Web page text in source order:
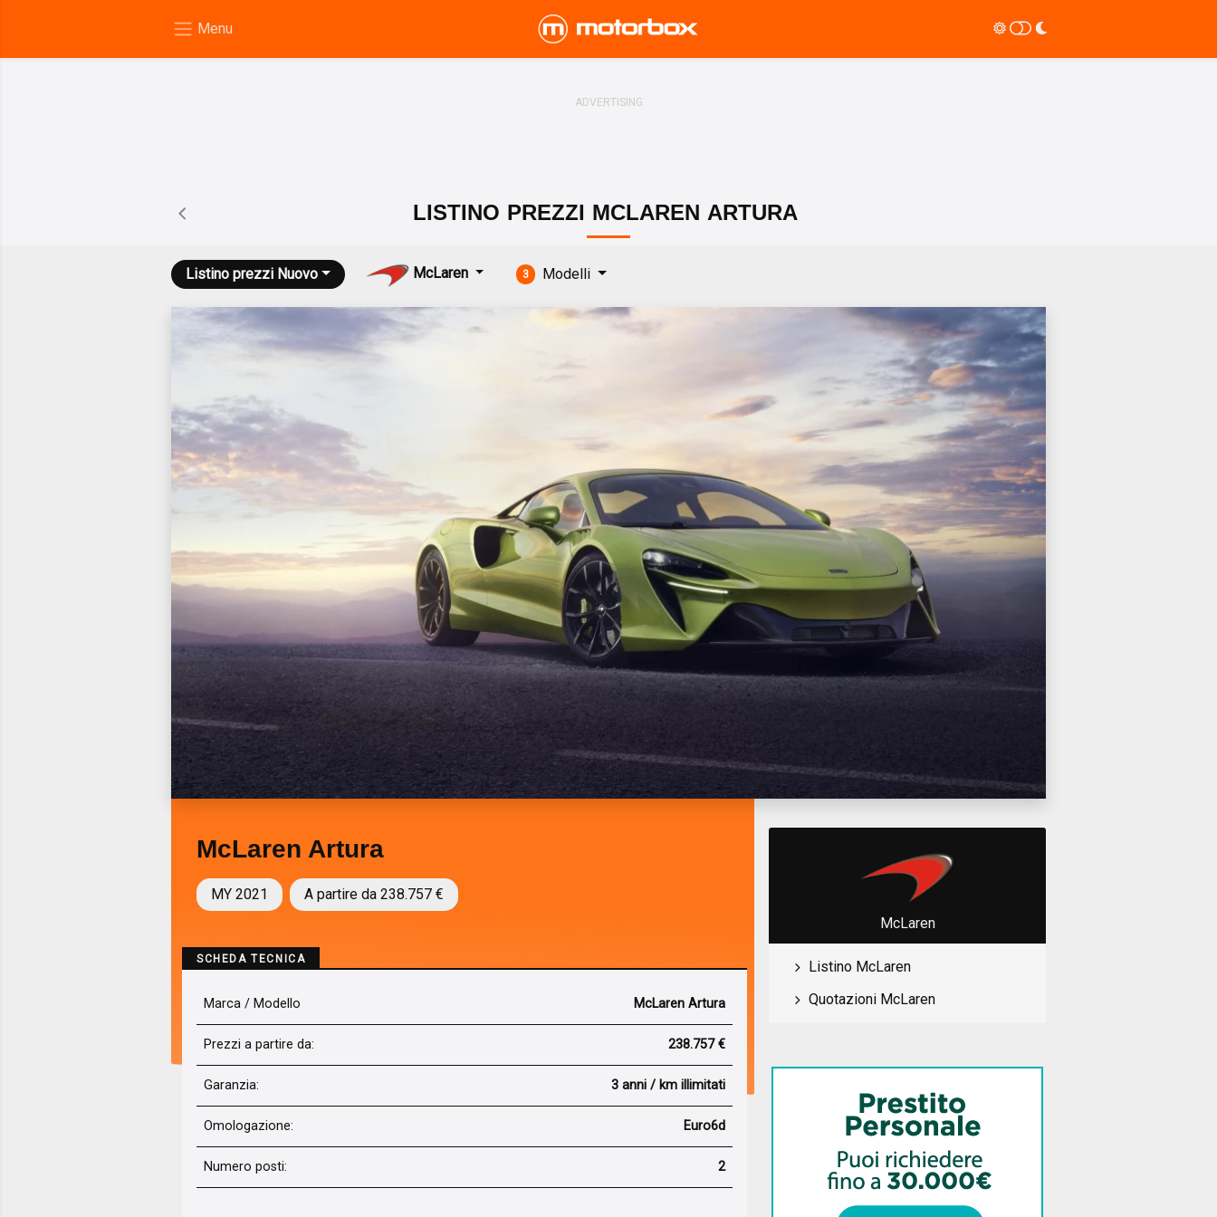
LISTINO PREZZI MCLAREN ARTURA
Listino prezzi Nuovo McLaren 3 Modelli
McLaren Artura
MY 2021 A partire da 238.757 €
SCHEDA TECNICA
Marca / Modello McLaren Artura
Prezzi a partire da: 238.757 €
Garanzia: 3 anni / km illimitati
Omologazione: Euro6d
Numero posti: 2
McLaren
Listino McLaren
Quotazioni McLaren